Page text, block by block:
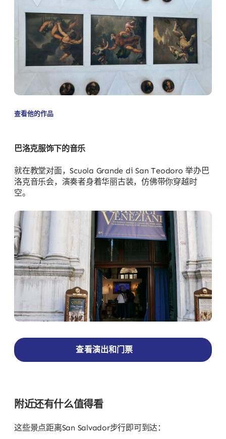
查看他的作品
巴洛克服饰下的音乐
就在教堂对面，Scuola Grande di San Teodoro 举办巴
洛克音乐会，演奏者身着华丽古装，仿佛带你穿越时
空。
查看演出和门票
附近还有什么值得看
这些景点距离San Salvador步行即可到达：